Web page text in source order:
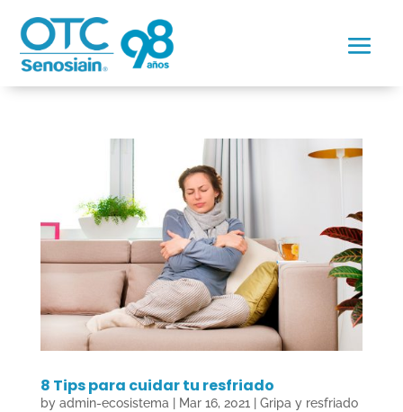
8 Tips para cuidar tu resfriado
by admin-ecosistema Mar 16, 2021 Gripa y resfriado